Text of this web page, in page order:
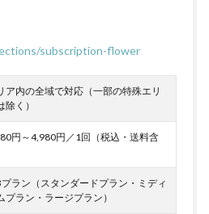
subscription-flower
ア内の全域で対応（一部の特殊エリ
除く）
円～4,980円／1回（税込・送料含
ラン（スタンダードプラン・ミディ
プラン・ラージプラン）